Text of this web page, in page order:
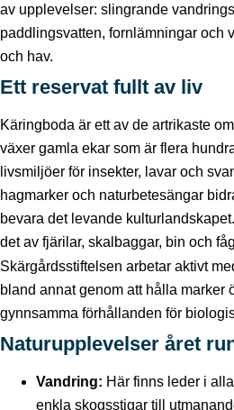
av upplevelser: slingrande
paddlingsvatten, fornlämningar och
och hav.
Ett reservat fullt av liv
Käringboda är ett av de artrikaste
växer gamla ekar som är flera
livsmiljöer för insekter, lavar och
hagmarker och naturbetesängar
bevara det levande
det av fjärilar, skalbaggar, bin och
Skärgårdsstiftelsen arbetar aktivt
bland annat genom att hålla marker
gynnsamma förhållanden för
Naturupplevelser året
Vandring: Här finns leder i
enkla skogsstigar till